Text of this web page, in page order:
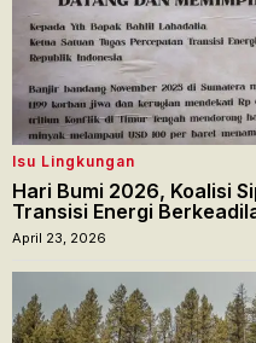
Isu Lingkungan
Hari Bumi 2026, Koalisi
Transisi Energi
April 23, 2026